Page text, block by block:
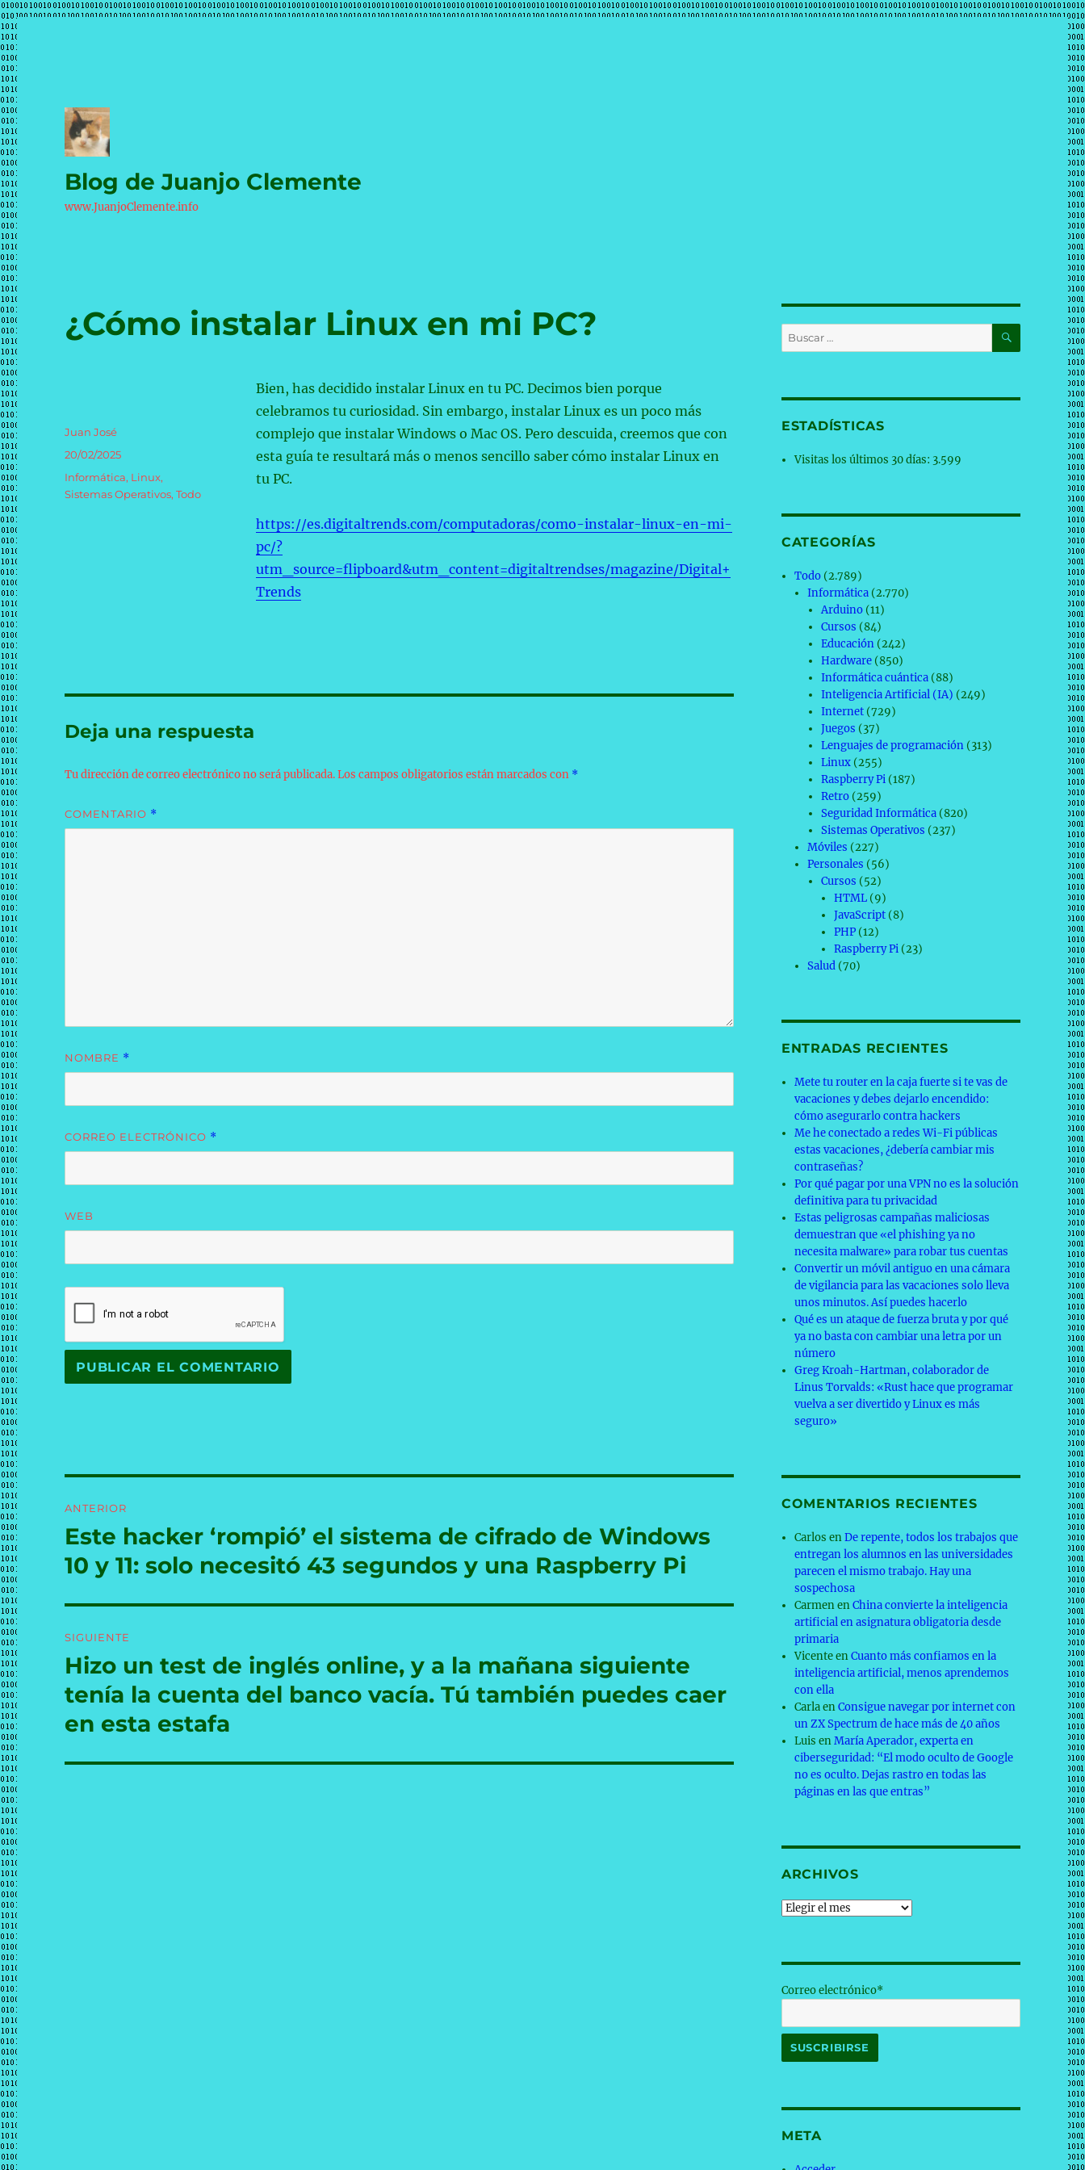
Blog de Juanjo Clemente
www.JuanjoClemente.info
¿Cómo instalar Linux en mi PC?
Bien, has decidido instalar Linux en tu PC. Decimos bien porque
celebramos tu curiosidad. Sin embargo, instalar Linux es un poco más
complejo que instalar Windows o Mac OS. Pero descuida, creemos que con
esta guía te resultará más o menos sencillo saber cómo instalar Linux en
tu PC.
https://es.digitaltrends.com/computadoras/como-instalar-linux-en-mi-
pc/?
utm_source=flipboard&utm_content=digitaltrendses/magazine/Digital+
Trends
Autor
Juan José
Publicado
20/02/2025
Categorías
Informática, Linux,
Sistemas Operativos,Todo
Deja una respuesta
Tu dirección de correo electrónico no será publicada.Los campos obligatorios están marcados con *
COMENTARIO *
NOMBRE *
CORREO ELECTRÓNICO *
WEB
de
entradas
ANTERIOR
Entrada
anterior:
Este hacker ‘rompió’ el sistema de cifrado de Windows
10 y 11: solo necesitó 43 segundos y una Raspberry Pi
SIGUIENTE
Entrada
siguiente:
Hizo un test de inglés online, y a la mañana siguiente
tenía la cuenta del banco vacía. Tú también puedes caer
en esta estafa
Buscar
por:
BUSCAR
ESTADÍSTICAS
Visitas los últimos 30 días: 3.599
CATEGORÍAS
Todo (2.789)
Informática (2.770)
Arduino(11)
Cursos (84)
Educación(242)
Hardware(850)
Informática cuántica(88)
Inteligencia Artificial (IA) (249)
Internet(729)
Juegos (37)
Lenguajes de programación(313)
Linux(255)
Raspberry Pi(187)
Retro(259)
Seguridad Informática(820)
Sistemas Operativos (237)
Móviles (227)
Personales (56)
Cursos (52)
HTML(9)
JavaScript(8)
PHP(12)
Raspberry Pi(23)
Salud (70)
ENTRADAS RECIENTES
Mete tu router en la caja fuerte si te vas de
vacaciones y debes dejarlo encendido:
cómo asegurarlo contra hackers
Me he conectado a redes Wi-Fi públicas
estas vacaciones, ¿debería cambiar mis
contraseñas?
Por qué pagar por una VPN no es la solución
definitiva para tu privacidad
Estas peligrosas campañas maliciosas
demuestran que «el phishing ya no
necesita malware» para robar tus cuentas
Convertir un móvil antiguo en una cámara
de vigilancia para las vacaciones solo lleva
unos minutos. Así puedes hacerlo
Qué es un ataque de fuerza bruta y por qué
ya no basta con cambiar una letra por un
número
Greg Kroah-Hartman, colaborador de
Linus Torvalds: «Rust hace que programar
vuelva a ser divertido y Linux es más
seguro»
COMENTARIOS RECIENTES
Carlos enDe repente, todos los trabajos que
entregan los alumnos en las universidades
parecen el mismo trabajo. Hay una
sospechosa
CarmenenChina convierte la inteligencia
artificial en asignatura obligatoria desde
primaria
VicenteenCuanto más confiamos en la
inteligencia artificial, menos aprendemos
con ella
CarlaenConsigue navegar por internet con
un ZX Spectrum de hace más de 40 años
Luis enMaría Aperador, experta en
ciberseguridad: “El modo oculto de Google
no es oculto. Dejas rastro en todas las
páginas en las que entras”
ARCHIVOS
Archivos
Correo electrónico*
META